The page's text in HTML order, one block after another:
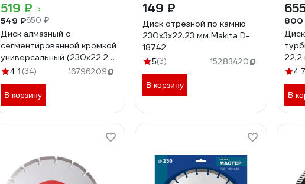
519 ₽
549 ₽650 ₽
Диск алмазный с
сегментированной кромкой
универсальный (230х22.2
мм) Flexione 50000455
4.1 (34) 16796209
В корзину
149 ₽
Диск отрезной по камню
230x3x22.23 мм Makita D-
18742
5(3) 15283420
В корзину
800
22,2
4.7
В